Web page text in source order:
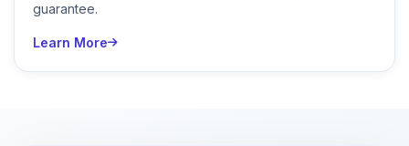
guarantee.
Learn More